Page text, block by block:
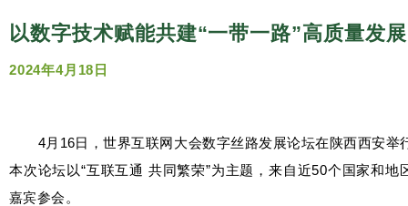
以数字技术赋能共建“一带一路”高质量发展
2024年4月18日
4月16日，世界互联网大会数字丝路发展论坛在陕西西安举
本次论坛以“互联互通 共同繁荣”为主题，来自近50个国家和地
嘉宾参会。